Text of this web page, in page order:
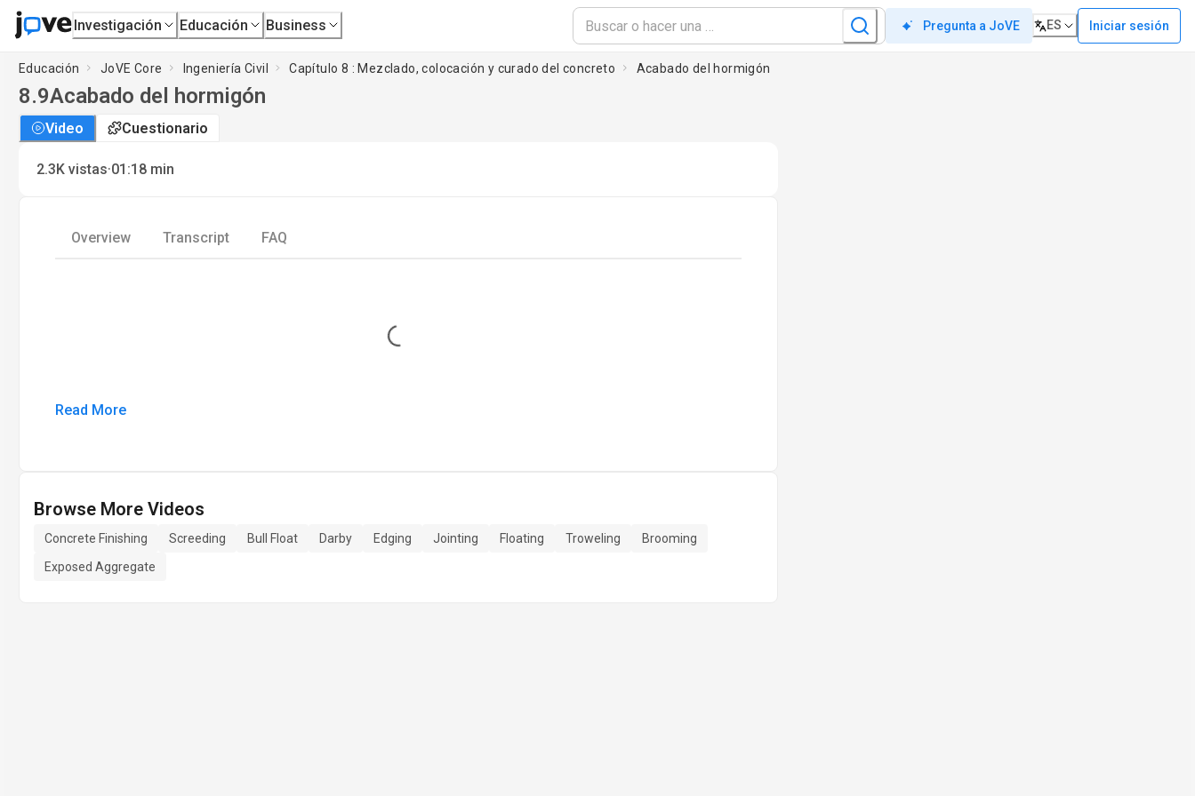
Investigación Educación Business Pregunta a JoVE ES Iniciar sesión
Educación JoVE Core Ingeniería Civil Capítulo 8 : Mezclado, colocación y curado del concreto Acabado del hormigón
8.9Acabado del hormigón
Video Cuestionario
2.3K vistas·01:18 min
Overview Transcript FAQ
Loading...
Read More
Browse More Videos
Concrete Finishing Screeding Bull Float Darby Edging Jointing Floating Troweling
Brooming
Exposed Aggregate